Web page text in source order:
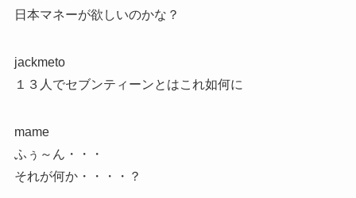
日本マネーが欲しいのかな？
jackmeto
１３人でセブンティーンとはこれ如何に
mame
ふぅ～ん・・・
それが何か・・・・？